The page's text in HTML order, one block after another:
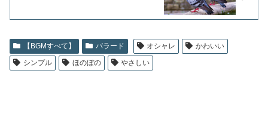
【BGMすべて】 バラード オシャレ
かわいい
シンプル
ほのぼの やさしい